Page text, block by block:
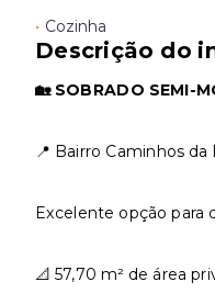
• Cozinha
Descrição do
🏡 SOBRADO SEMI-
📍 Bairro Caminhos
Excelente opção para
📐 57,70 m² de área